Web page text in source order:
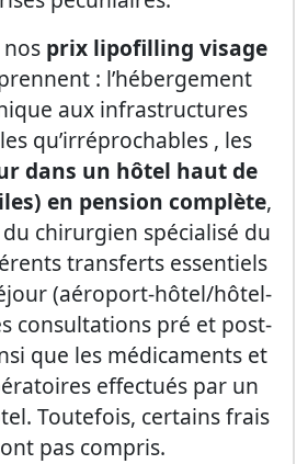
prix lipofilling visage
: l’hébergement
aux infrastructures
qu’irréprochables , les
dans un hôtel haut de
en pension complète,
chirurgien spécialisé du
transferts essentiels
(aéroport-hôtel/hôtel-
consultations pré et post-
que les médicaments et
effectués par un
Toutefois, certains frais
pas compris.